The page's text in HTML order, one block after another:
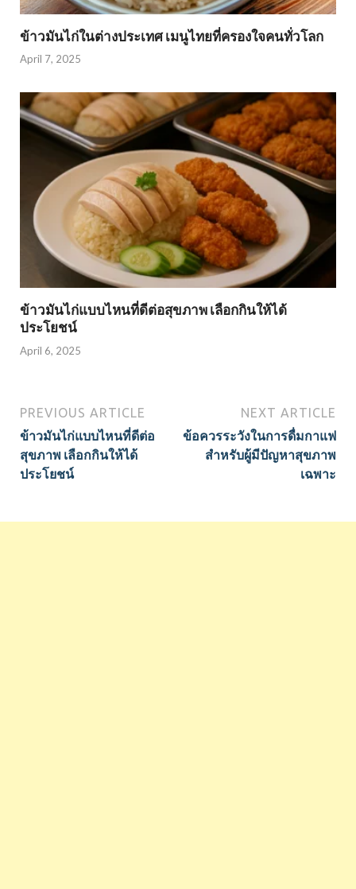
ข้าวมันไก่ในต่างประเทศ เมนูไทยที่ครองใจคนทั่วโลก
April 7, 2025
ข้าวมันไก่แบบไหนที่ดีต่อสุขภาพ เลือกกินให้ได้
ประโยชน์
April 6, 2025
PREVIOUS ARTICLE
ข้าวมันไก่แบบไหนที่ดีต่อ
สุขภาพ เลือกกินให้ได้
ประโยชน์
NEXT ARTICLE
ข้อควรระวังในการดื่มกาแฟ
สำหรับผู้มีปัญหาสุขภาพ
เฉพาะ